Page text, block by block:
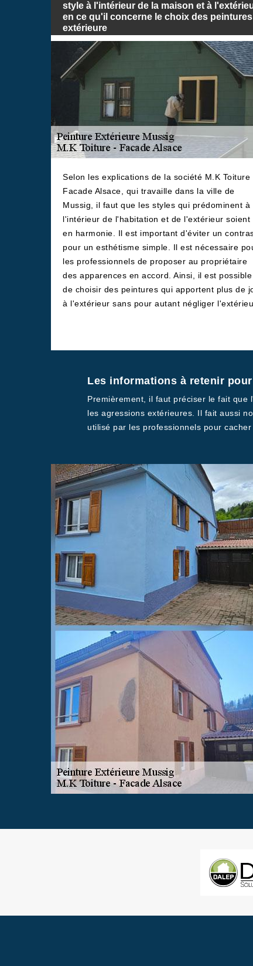
style à l'intérieur de la maison et à
en ce qu'il concerne le choix des peintures
extérieure
Selon les explications de la société M.K Toiture
Facade Alsace, qui travaille dans la ville de
Mussig, il faut que les styles qui prédominent à
l'intérieur de l'habitation et de l'extérieur soient
en harmonie. Il est important d'éviter un
pour un esthétisme simple. Il est nécessaire
les professionnels de proposer au propriétaire
des apparences en accord. Ainsi, il est possible
de choisir des peintures qui apportent plus de
à l'extérieur sans pour autant négliger
Les informations à retenir
Premièrement, il faut préciser le fait
les agressions extérieures. Il fait aussi
utilisé par les professionnels pour